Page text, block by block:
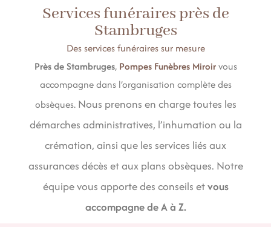
Services funéraires près de
Stambruges
Des services funéraires sur mesure
Près de Stambruges, Pompes Funèbres Miroirvous
accompagne dans l’organisation complète des
obsèques. Nous prenons en charge toutes les
démarches administratives, l’inhumation ou la
crémation, ainsi que les services liés aux
assurances décès et aux plans obsèques. Notre
équipe vous apporte des conseils etvous
accompagne de A à Z.